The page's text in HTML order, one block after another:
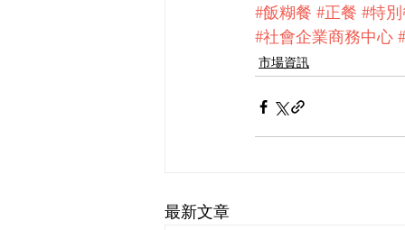
#飯糊餐 #正餐 #特
#社會企業商務中心
市場資訊
最新文章